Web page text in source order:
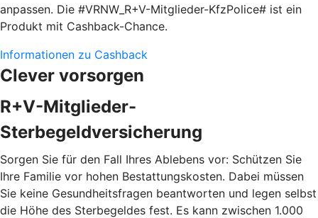
anpassen. Die #VRNW_R+V-Mitglieder-KfzPolice# ist ein
Produkt mit Cashback-Chance.
Informationen zu Cashback
Clever vorsorgen
R+V-Mitglieder-
Sterbegeldversicherung
Sorgen Sie für den Fall Ihres Ablebens vor: Schützen Sie
Ihre Familie vor hohen Bestattungskosten. Dabei müssen
Sie keine Gesundheitsfragen beantworten und legen selbst
die Höhe des Sterbegeldes fest. Es kann zwischen 1.000